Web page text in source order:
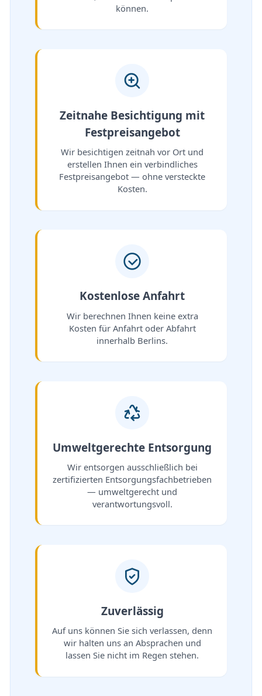
können.
Zeitnahe Besichtigung mit
Festpreisangebot
Wir besichtigen zeitnah vor Ort und
erstellen Ihnen ein verbindliches
Festpreisangebot — ohne versteckte
Kosten.
Kostenlose Anfahrt
Wir berechnen Ihnen keine extra
Kosten für Anfahrt oder Abfahrt
innerhalb Berlins.
Umweltgerechte Entsorgung
Wir entsorgen ausschließlich bei
zertifizierten Entsorgungsfachbetrieben
— umweltgerecht und
verantwortungsvoll.
Zuverlässig
Auf uns können Sie sich verlassen, denn
wir halten uns an Absprachen und
lassen Sie nicht im Regen stehen.